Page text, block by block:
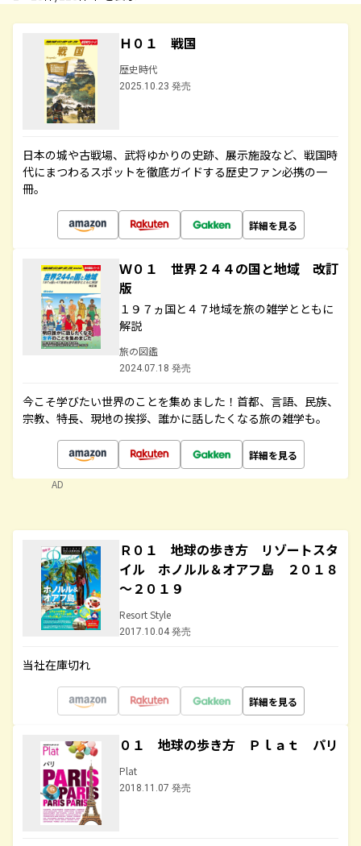
Ｈ０１ 戦国
歴史時代
2025.10.23 発売
日本の城や古戦場、武将ゆかりの史跡、展示施設など、戦国時
代にまつわるスポットを徹底ガイドする歴史ファン必携の一
冊。
詳細を見る
Ｗ０１ 世界２４４の国と地域 改訂
版
１９７ヵ国と４７地域を旅の雑学とともに
解説
旅の図鑑
2024.07.18 発売
今こそ学びたい世界のことを集めました！首都、言語、民族、
宗教、特長、現地の挨拶、誰かに話したくなる旅の雑学も。
詳細を見る
AD
Ｒ０１ 地球の歩き方 リゾートスタ
イル ホノルル＆オアフ島 ２０１８
～２０１９
Resort Style
2017.10.04 発売
当社在庫切れ
詳細を見る
０１ 地球の歩き方 Ｐｌａｔ パリ
Plat
2018.11.07 発売